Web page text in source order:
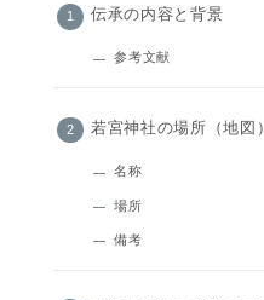
伝承の内容と背景
参考文献
若宮神社の場所（地図
名称
場所
備考